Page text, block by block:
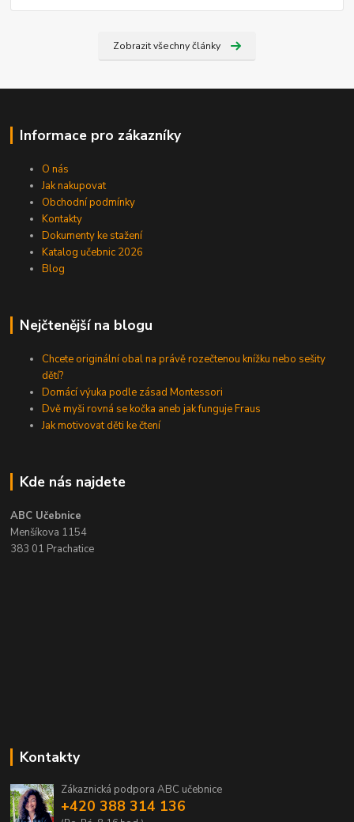
Zobrazit všechny články
Informace pro zákazníky
O nás
Jak nakupovat
Obchodní podmínky
Kontakty
Dokumenty ke stažení
Katalog učebnic 2026
Blog
Nejčtenější na blogu
Chcete originální obal na právě rozečtenou knížku nebo sešity
dětí?
Domácí výuka podle zásad Montessori
Dvě myši rovná se kočka aneb jak funguje Fraus
Jak motivovat děti ke čtení
Kde nás najdete
ABC Učebnice
Menšíkova 1154
383 01 Prachatice
Kontakty
Zákaznická podpora ABC učebnice
+420 388 314 136